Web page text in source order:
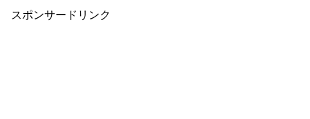
スポンサードリンク